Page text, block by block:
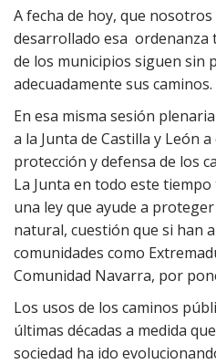
A fecha de hoy, que
desarrollado esa ordenanza
de los municipios siguen sin
adecuadamente sus caminos.
En esa misma sesión
a la Junta de Castilla y León
protección y defensa de los
La Junta en todo este
una ley que ayude a
natural, cuestión que si han
comunidades como
Comunidad Navarra, por
Los usos de los caminos
últimas décadas a medida
sociedad ha ido